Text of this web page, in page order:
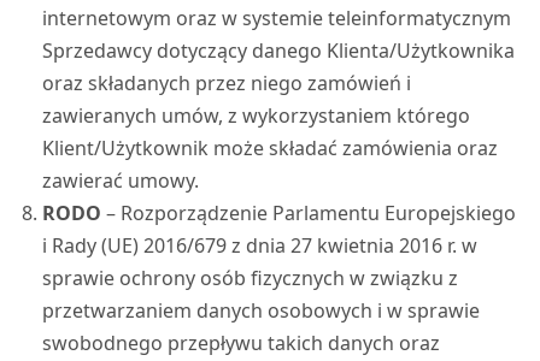
internetowym oraz w systemie teleinformatycznym
Sprzedawcy dotyczący danego Klienta/Użytkownika
oraz składanych przez niego zamówień i
zawieranych umów, z wykorzystaniem którego
Klient/Użytkownik może składać zamówienia oraz
zawierać umowy.
RODO – Rozporządzenie Parlamentu Europejskiego
i Rady (UE) 2016/679 z dnia 27 kwietnia 2016 r. w
sprawie ochrony osób fizycznych w związku z
przetwarzaniem danych osobowych i w sprawie
swobodnego przepływu takich danych oraz